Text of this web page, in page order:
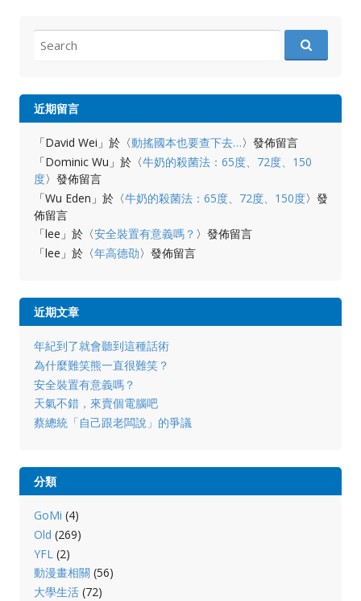
for:
近期留言
「David Wei 」於〈動搖國本也要查下去…〉發佈留言
「Dominic Wu 」於〈牛奶的殺菌法：65度、72度、150
度〉發佈留言
「Wu Eden 」於〈牛奶的殺菌法：65度、72度、150度〉發
佈留言
「lee 」於〈安全裝置有意義嗎？ 〉發佈留言
「lee 」於〈年高德劭〉發佈留言
近期文章
年紀到了就會聽到這種話術
為什麼難笑熊一直很難笑？
安全裝置有意義嗎？
天氣不錯，來賣個電腦吧
蔡總統「自己跟老闆說」的爭議
分類
GoMi (4)
Old (269)
YFL (2)
動漫畫相關 (56)
大學生活(72)